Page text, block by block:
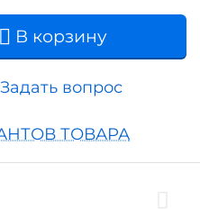
В корзину
Задать вопрос
ТОВАРА